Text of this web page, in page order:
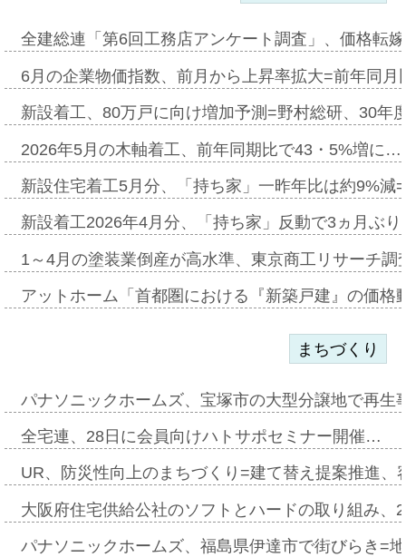
全建総連「第6回工務店アンケート調査」、価格転
6月の企業物価指数、前月から上昇率拡大=前年同
新設着工、80万戸に向け増加予測=野村総研、30年
2026年5月の木軸着工、前年同期比で43・5%増に…
新設住宅着工5月分、「持ち家」一昨年比は約9%
新設着工2026年4月分、「持ち家」反動で3ヵ月ぶ
1～4月の塗装業倒産が高水準、東京商工リサーチ
アットホーム「首都圏における『新築戸建』の価
まちづくり
パナソニックホームズ、宝塚市の大型分譲地で再
全宅連、28日に会員向けハトサポセミナー開催…
UR、防災性向上のまちづくり=建て替え提案推進
大阪府住宅供給公社のソフトとハードの取り組み
パナソニックホームズ、福島県伊達市で街びらき=